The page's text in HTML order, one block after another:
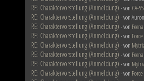
RE: Charaktervorstellung (Anmeldung) - von CA-
RE: Charaktervorstellung (Anmeldung) - von
RE: Charaktervorstellung (Anmeldung) - von
RE: Charaktervorstellung (Anmeldung) - von
RE: Charaktervorstellung (Anmeldung) - von
RE: Charaktervorstellung (Anmeldung) - von
RE: Charaktervorstellung (Anmeldung) - von
RE: Charaktervorstellung (Anmeldung) - von